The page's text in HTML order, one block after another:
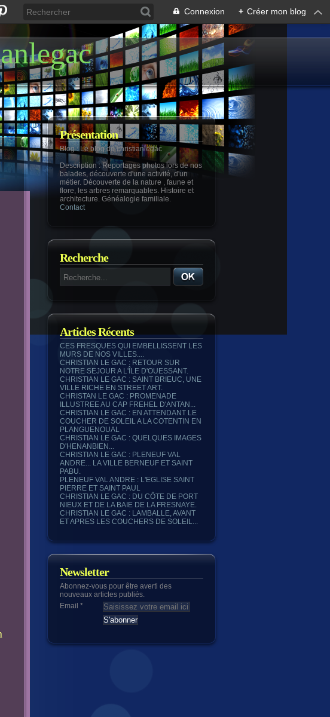
Connexion + Créer mon blog
Présentation
Blog : Le blog de christianlegac
Description: Reportages photos lors de nos
balades, découverte d'une activité, d'un
métier. Découverte de la nature , faune et
flore, les arbres remarquables. Histoire et
architecture. Généalogie familiale.
Contact
Recherche
Articles Récents
CES FRESQUES QUI EMBELLISSENT LES
MURS DE NOS VILLES....
CHRISTIAN LE GAC : RETOUR SUR
NOTRE SEJOUR A L'ÎLE D'OUESSANT.
CHRISTIAN LE GAC : SAINT BRIEUC, UNE
VILLE RICHE EN STREET ART.
CHRISTAN LE GAC : PROMENADE
ILLUSTREE AU CAP FREHEL D'ANTAN...
CHRISTIAN LE GAC : EN ATTENDANT LE
COUCHER DE SOLEIL A LA COTENTIN EN
PLANGUENOUAL
CHRISTIAN LE GAC : QUELQUES IMAGES
D'HENANBIEN...
CHRISTIAN LE GAC : PLENEUF VAL
ANDRE... LA VILLE BERNEUF ET SAINT
PABU.
PLENEUF VAL ANDRE : L'EGLISE SAINT
PIERRE ET SAINT PAUL
CHRISTIAN LE GAC : DU CÔTE DE PORT
NIEUX ET DE LA BAIE DE LA FRESNAYE.
CHRISTIAN LE GAC : LAMBALLE, AVANT
ET APRES LES COUCHERS DE SOLEIL...
Newsletter
Abonnez-vous pour être averti des
nouveaux articles publiés.
Email